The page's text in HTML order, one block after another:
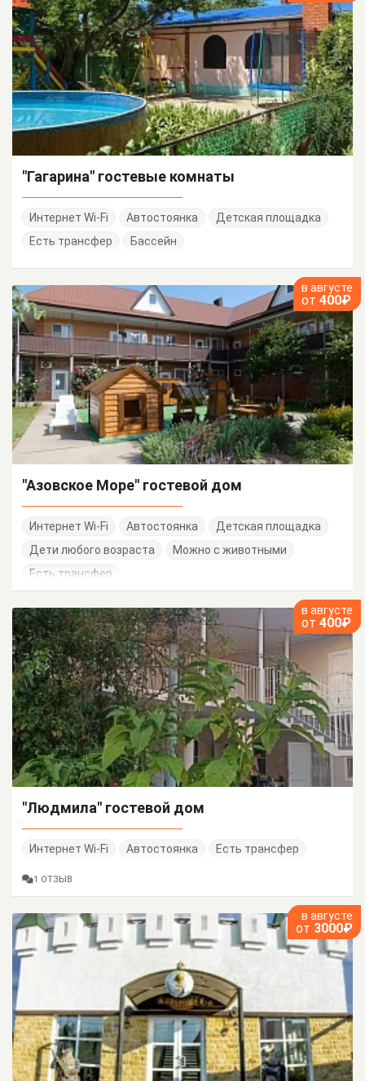
"Гагарина" гостевые комнаты
Интернет Wi-Fi Автостоянка
Детская площадка
Есть трансфер
Бассейн
в августе
от 400₽
"Азовское Море" гостевой дом
Интернет Wi-Fi Автостоянка
Детская площадка
Дети любого возраста
Можно с животными
Есть трансфер
в августе
от 400₽
"Людмила" гостевой дом
Интернет Wi-Fi Автостоянка Есть трансфер
1 ОТЗЫВ
в августе
от 3000₽